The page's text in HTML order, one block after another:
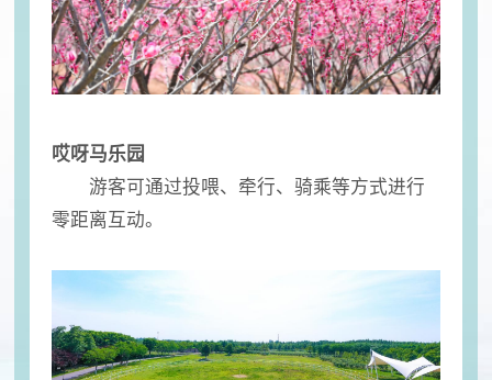
哎呀马乐园
游客可通过投喂、牵行、骑乘等方式进行
零距离互动。